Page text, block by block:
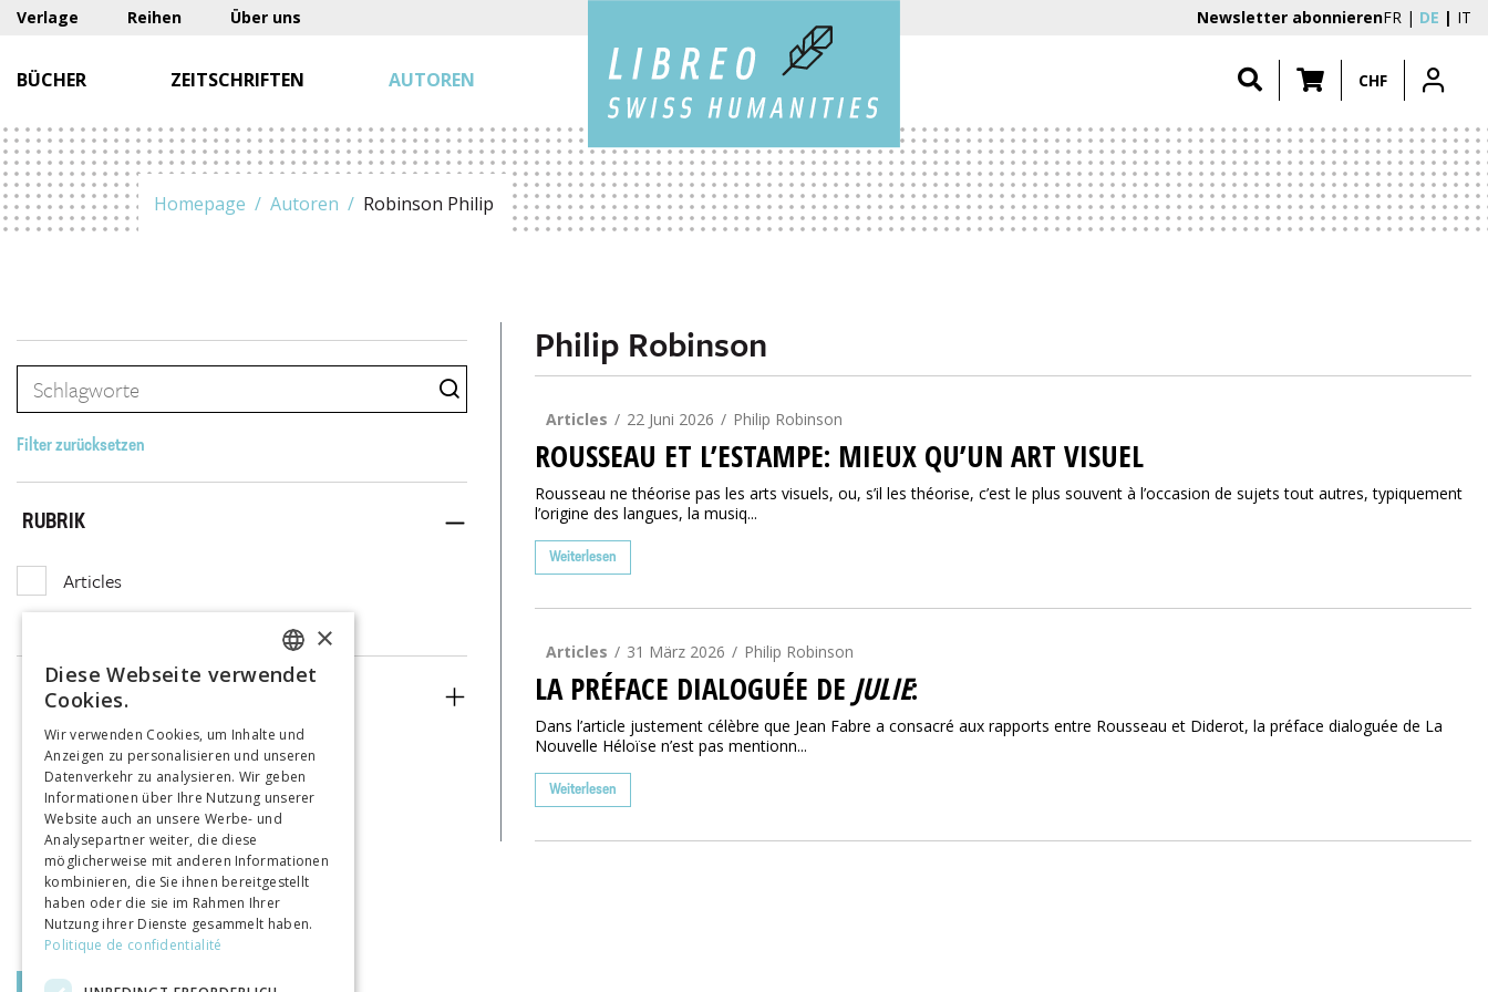
Verlage Reihen Über uns Newsletter abonnierenFR DE IT
BÜCHER ZEITSCHRIFTEN AUTOREN CHF
Homepage Autoren Robinson Philip
Filter zurücksetzen
RUBRIK
Articles
ERSCHEINUNGSJAHR
Philip Robinson
Articles 22 Juni 2026 Philip Robinson
ROUSSEAU ET L’ESTAMPE: MIEUX QU’UN ART VISUEL
Rousseau ne théorise pas les arts visuels, ou, s’il les théorise, c’est le plus souvent à l’occasion de sujets tout autres, typiquement
l’origine des langues, la musiq...
Weiterlesen
Articles 31 März 2026 Philip Robinson
LA PRÉFACE DIALOGUÉE DE JULIE:
Dans l’article justement célèbre que Jean Fabre a consacré aux rapports entre Rousseau et Diderot, la préface dialoguée de La
Nouvelle Héloïse n’est pas mentionn...
Weiterlesen
FRENCH
ITALIAN
×
Diese Webseite verwendet
Cookies.
Wir verwenden Cookies, um Inhalte und
Anzeigen zu personalisieren und unseren
Datenverkehr zu analysieren. Wir geben
Informationen über Ihre Nutzung unserer
Website auch an unsere Werbe- und
Analysepartner weiter, die diese
möglicherweise mit anderen Informationen
kombinieren, die Sie ihnen bereitgestellt
haben oder die sie im Rahmen Ihrer
Nutzung ihrer Dienste gesammelt haben.
Politique de confidentialité